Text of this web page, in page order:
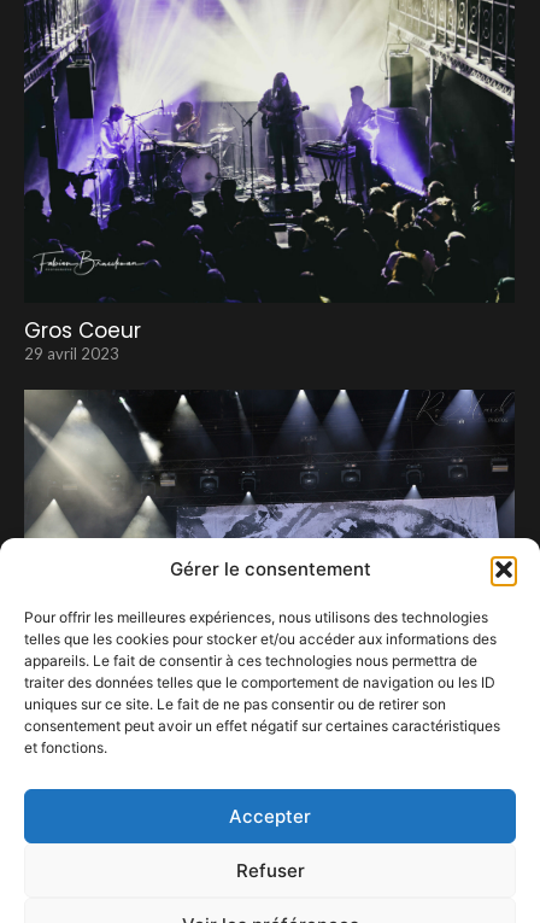
Gérer le consentement
Pour offrir les meilleures expériences, nous utilisons des technologies
telles que les cookies pour stocker et/ou accéder aux informations des
appareils. Le fait de consentir à ces technologies nous permettra de
traiter des données telles que le comportement de navigation ou les ID
uniques sur ce site. Le fait de ne pas consentir ou de retirer son
consentement peut avoir un effet négatif sur certaines caractéristiques
et fonctions.
Accepter
Refuser
Gros Coeur
29 avril 2023
Les carrières d’Adé et Christophe Mali
15 septembre 2025